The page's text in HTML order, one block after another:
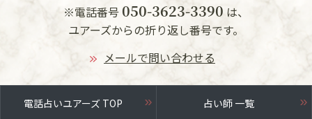
※電話番号 050-3623-3390 は、
ユアーズからの折り返し番号です。
メールで問い合わせる
電話占いユアーズ TOP 占い師 一覧